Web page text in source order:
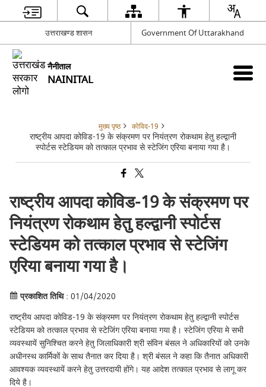
उत्तराखण्ड शासन Government Of Uttarakhand
नैनीताल
NAINITAL
मुख्य पृष्ठ कोविद-19
राष्ट्रीय आपदा कोविड-19 के संक्रमण पर नियंत्रण रोकथाम हेतु हल्द्वानी
स्पोर्टस स्टेडियम को तत्काल प्रभाव से स्टेजिंग एरिया बनाया गया है।
राष्ट्रीय आपदा कोविड-19 के संक्रमण पर
नियंत्रण रोकथाम हेतु हल्द्वानी स्पोर्टस
स्टेडियम को तत्काल प्रभाव से स्टेजिंग
एरिया बनाया गया है।
प्रकाशित तिथि: 01/04/2020
राष्ट्रीय आपदा कोविड-19 के संक्रमण पर नियंत्रण रोकथाम हेतु हल्द्वानी स्पोर्टस
स्टेडियम को तत्काल प्रभाव से स्टेजिंग एरिया बनाया गया है। स्टेजिंग एरिया मे सभी
व्यवस्थायें सुनिश्चित करने हेतु जिलाधिकारी श्री संविन बंसल ने अधिकारियों को उनके
अधीनस्थ कार्मिकों के साथ तैनात कर दिया है। श्री बंसल ने कहा कि तैनात अधिकारी
आवश्यक व्यवस्थायें करने हेतु उत्तरदायी होंगे। यह आदेश तत्काल प्रभाव से लागू कर
दिये है।